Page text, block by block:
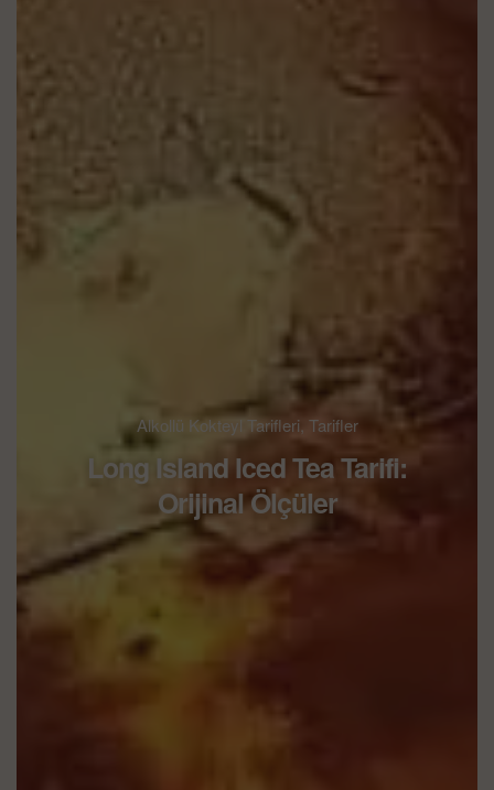
Alkollü Kokteyl Tarifleri, Tarifler
Long Island Iced Tea Tarifi:
Orijinal Ölçüler